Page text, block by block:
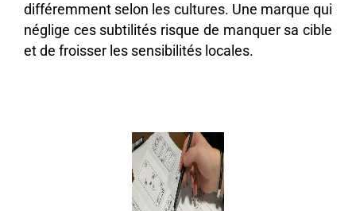
différemment selon les cultures. Une marque qui
néglige ces subtilités risque de manquer sa cible
et de froisser les sensibilités locales.